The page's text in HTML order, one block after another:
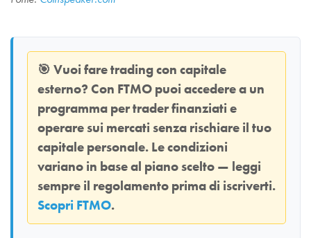
🎯 Vuoi fare trading con capitale
esterno? Con FTMO puoi accedere a un
programma per trader finanziati e
operare sui mercati senza rischiare il tuo
capitale personale. Le condizioni
variano in base al piano scelto — leggi
sempre il regolamento prima di iscriverti.
Scopri FTMO.